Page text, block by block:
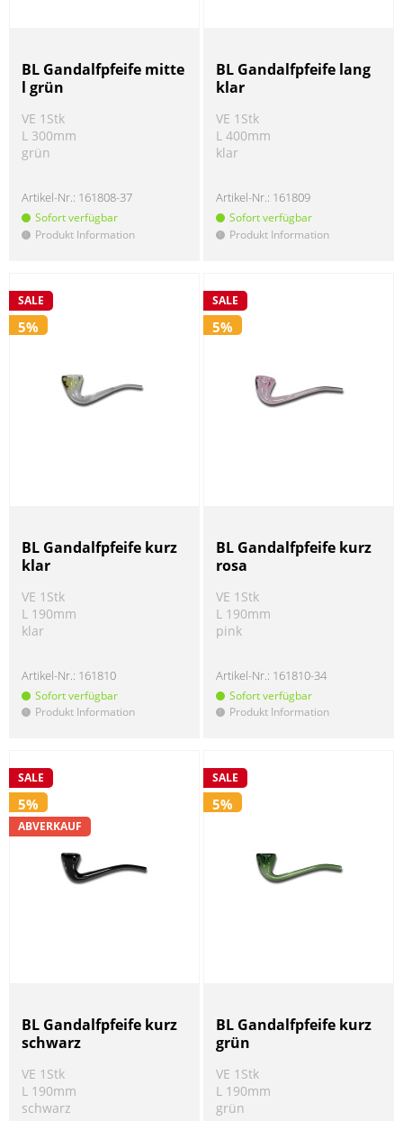
BL Gandalfpfeife mitte
l grün
VE 1Stk
L 300mm
grün
Artikel-Nr.: 161808-37
Sofort verfügbar
! Produkt Information
BL Gandalfpfeife lang
klar
VE 1Stk
L 400mm
klar
Artikel-Nr.: 161809
Sofort verfügbar
! Produkt Information
SALE
5%
BL Gandalfpfeife kurz
klar
VE 1Stk
L 190mm
klar
Artikel-Nr.: 161810
Sofort verfügbar
! Produkt Information
SALE
5%
BL Gandalfpfeife kurz
rosa
VE 1Stk
L 190mm
pink
Artikel-Nr.: 161810-34
Sofort verfügbar
! Produkt Information
SALE
5%
ABVERKAUF
BL Gandalfpfeife kurz
schwarz
VE 1Stk
L 190mm
schwarz
SALE
5%
BL Gandalfpfeife kurz
grün
VE 1Stk
L 190mm
grün